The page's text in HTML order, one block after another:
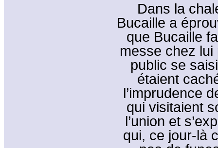
Dans la
Bucaille a
que Bucaille
messe chez
public se
étaient
l’imprudence
qui visitaient
l’union et
qui, ce jour-là